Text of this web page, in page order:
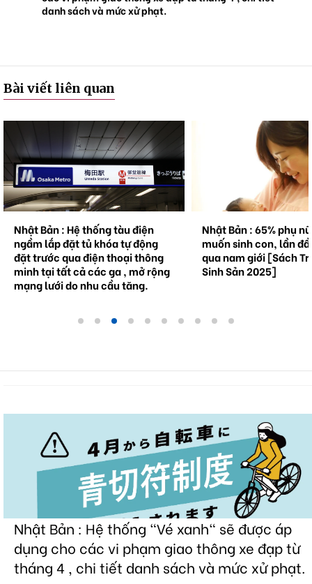
danh sách và mức xử phạt.
Bài viết liên quan
Nhật Bản : Hệ thống tàu điện
ngầm lắp đặt tủ khóa tự động
đặt trước qua điện thoại thông
minh tại tất cả các ga , mở rộng
mạng lưới do nhu cầu tăng.
Nhật Bản : 65% phụ
muốn sinh con, lần
qua nam giới [Sách
Sinh Sản 2025]
Nhật Bản : Hệ thống "Vé xanh" sẽ được áp
dụng cho các vi phạm giao thông xe đạp từ
tháng 4 , chi tiết danh sách và mức xử phạt.